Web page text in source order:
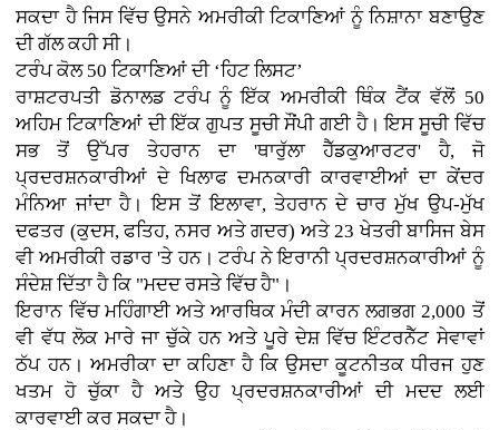
ਸਕਦਾ ਹੈ ਜਿਸ ਵਿੱਚ ਉਸਨੇ ਅਮਰੀਕੀ ਟਿਕਾਣਿਆਂ ਨੂੰ ਨਿਸ਼ਾਨਾ ਬਣਾਉਣ
ਦੀ ਗੱਲ ਕਹੀ ਸੀ।
ਟਰੰਪ ਕੋਲ 50 ਟਿਕਾਣਿਆਂ ਦੀ ‘ਹਿਟ ਲਿਸਟ’
ਰਾਸ਼ਟਰਪਤੀ ਡੋਨਾਲਡ ਟਰੰਪ ਨੂੰ ਇੱਕ ਅਮਰੀਕੀ ਥਿੰਕ ਟੈਂਕ ਵੱਲੋਂ 50
ਅਹਿਮ ਟਿਕਾਣਿਆਂ ਦੀ ਇੱਕ ਗੁਪਤ ਸੂਚੀ ਸੌਂਪੀ ਗਈ ਹੈ। ਇਸ ਸੂਚੀ ਵਿੱਚ
ਸਭ ਤੋਂ ਉੱਪਰ ਤੇਹਰਾਨ ਦਾ 'ਥਾਰੁੱਲਾ ਹੈੱਡਕੁਆਰਟਰ' ਹੈ, ਜੋ
ਪ੍ਰਦਰਸ਼ਨਕਾਰੀਆਂ ਦੇ ਖਿਲਾਫ ਦਮਨਕਾਰੀ ਕਾਰਵਾਈਆਂ ਦਾ ਕੇਂਦਰ
ਮੰਨਿਆ ਜਾਂਦਾ ਹੈ। ਇਸ ਤੋਂ ਇਲਾਵਾ, ਤੇਹਰਾਨ ਦੇ ਚਾਰ ਮੁੱਖ ਉਪ-ਮੁੱਖ
ਦਫਤਰ (ਕੁਦਸ, ਫਤਿਹ, ਨਸਰ ਅਤੇ ਗਦਰ) ਅਤੇ 23 ਖੇਤਰੀ ਬਾਸਿਜ ਬੇਸ
ਵੀ ਅਮਰੀਕੀ ਰਡਾਰ 'ਤੇ ਹਨ। ਟਰੰਪ ਨੇ ਇਰਾਨੀ ਪ੍ਰਦਰਸ਼ਨਕਾਰੀਆਂ ਨੂੰ
ਸੰਦੇਸ਼ ਦਿੱਤਾ ਹੈ ਕਿ "ਮਦਦ ਰਸਤੇ ਵਿੱਚ ਹੈ"।
ਇਰਾਨ ਵਿੱਚ ਮਹਿੰਗਾਈ ਅਤੇ ਆਰਥਿਕ ਮੰਦੀ ਕਾਰਨ ਲਗਭਗ 2,000 ਤੋਂ
ਵੀ ਵੱਧ ਲੋਕ ਮਾਰੇ ਜਾ ਚੁੱਕੇ ਹਨ ਅਤੇ ਪੂਰੇ ਦੇਸ਼ ਵਿੱਚ ਇੰਟਰਨੈੱਟ ਸੇਵਾਵਾਂ
ਠੱਪ ਹਨ। ਅਮਰੀਕਾ ਦਾ ਕਹਿਣਾ ਹੈ ਕਿ ਉਸਦਾ ਕੂਟਨੀਤਕ ਧੀਰਜ ਹੁਣ
ਖਤਮ ਹੋ ਚੁੱਕਾ ਹੈ ਅਤੇ ਉਹ ਪ੍ਰਦਰਸ਼ਨਕਾਰੀਆਂ ਦੀ ਮਦਦ ਲਈ
ਕਾਰਵਾਈ ਕਰ ਸਕਦਾ ਹੈ।